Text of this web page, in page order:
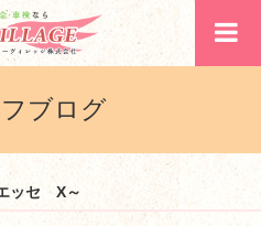
ブログ
ッセ X～